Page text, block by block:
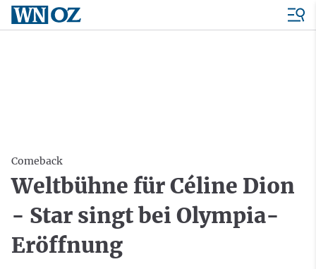
Comeback
Weltbühne für Céline Dion
- Star singt bei Olympia-
Eröffnung